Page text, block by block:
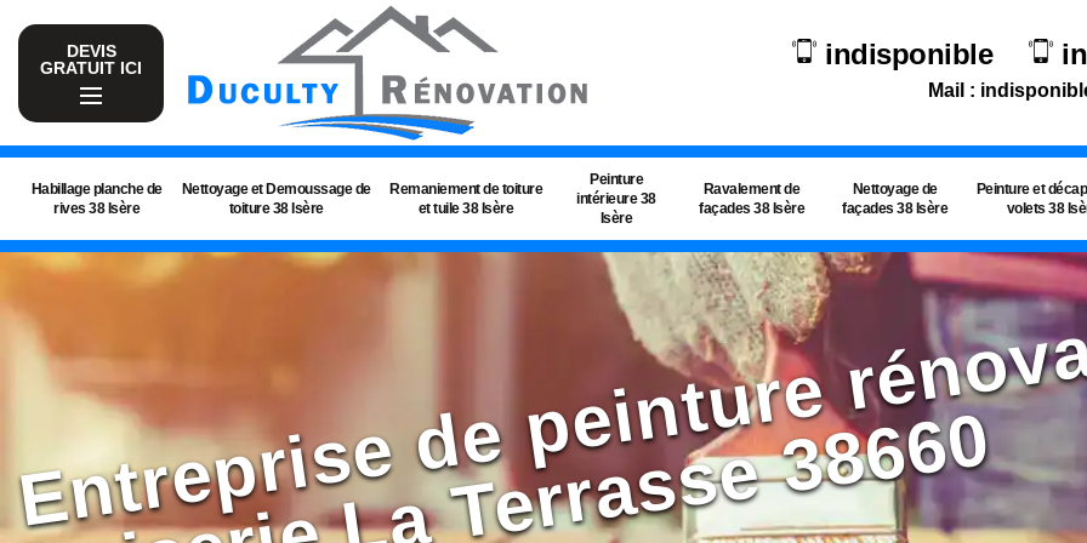
DEVIS
GRATUIT ICI
indisponible
Mail :
Habillage planche de
rives 38 Isère
Nettoyage et Demoussage de
toiture 38 Isère
Remaniement de toiture
et tuile 38 Isère
Peinture
intérieure 38
Isère
Ravalement de
façades 38 Isère
Nettoyage de
façades 38 Isère
Peinture et
volets 38